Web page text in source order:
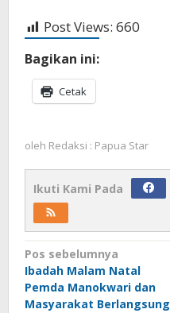
Post Views: 660
Bagikan ini:
Cetak
oleh Redaksi : Papua Star
Ikuti Kami Pada
Navigasi
pos
Pos sebelumnya
Ibadah Malam Natal
Pemda Manokwari dan
Masyarakat Berlangsung